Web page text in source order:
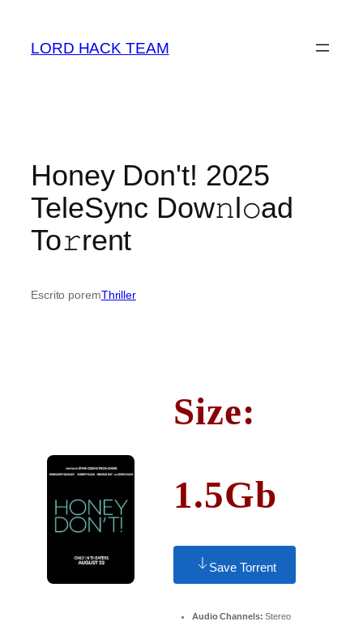
LORD HACK TEAM
Honey Don't! 2025
TeleSync Dow𝚗l𝚘ad
To𝚛rent
Escrito poremThriller
Size:
1.5Gb
Save Torrent
Audio Channels: Stereo